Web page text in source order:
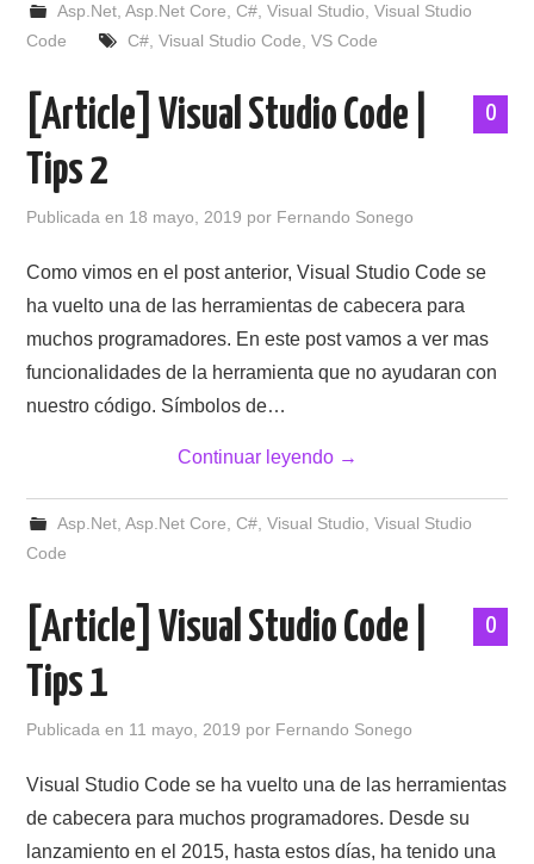
Asp.Net, Asp.Net Core, C#, Visual Studio, Visual Studio
Code
C#, Visual Studio Code, VS Code
0
[Article] Visual Studio Code |
Tips 2
Publicada en 18 mayo, 2019 por Fernando Sonego
Como vimos en el post anterior, Visual Studio Code se
ha vuelto una de las herramientas de cabecera para
muchos programadores. En este post vamos a ver mas
funcionalidades de la herramienta que no ayudaran con
nuestro código. Símbolos de…
Continuar leyendo →
Asp.Net, Asp.Net Core, C#, Visual Studio, Visual Studio
Code
0
[Article] Visual Studio Code |
Tips 1
Publicada en 11 mayo, 2019 por Fernando Sonego
Visual Studio Code se ha vuelto una de las herramientas
de cabecera para muchos programadores. Desde su
lanzamiento en el 2015, hasta estos días, ha tenido una